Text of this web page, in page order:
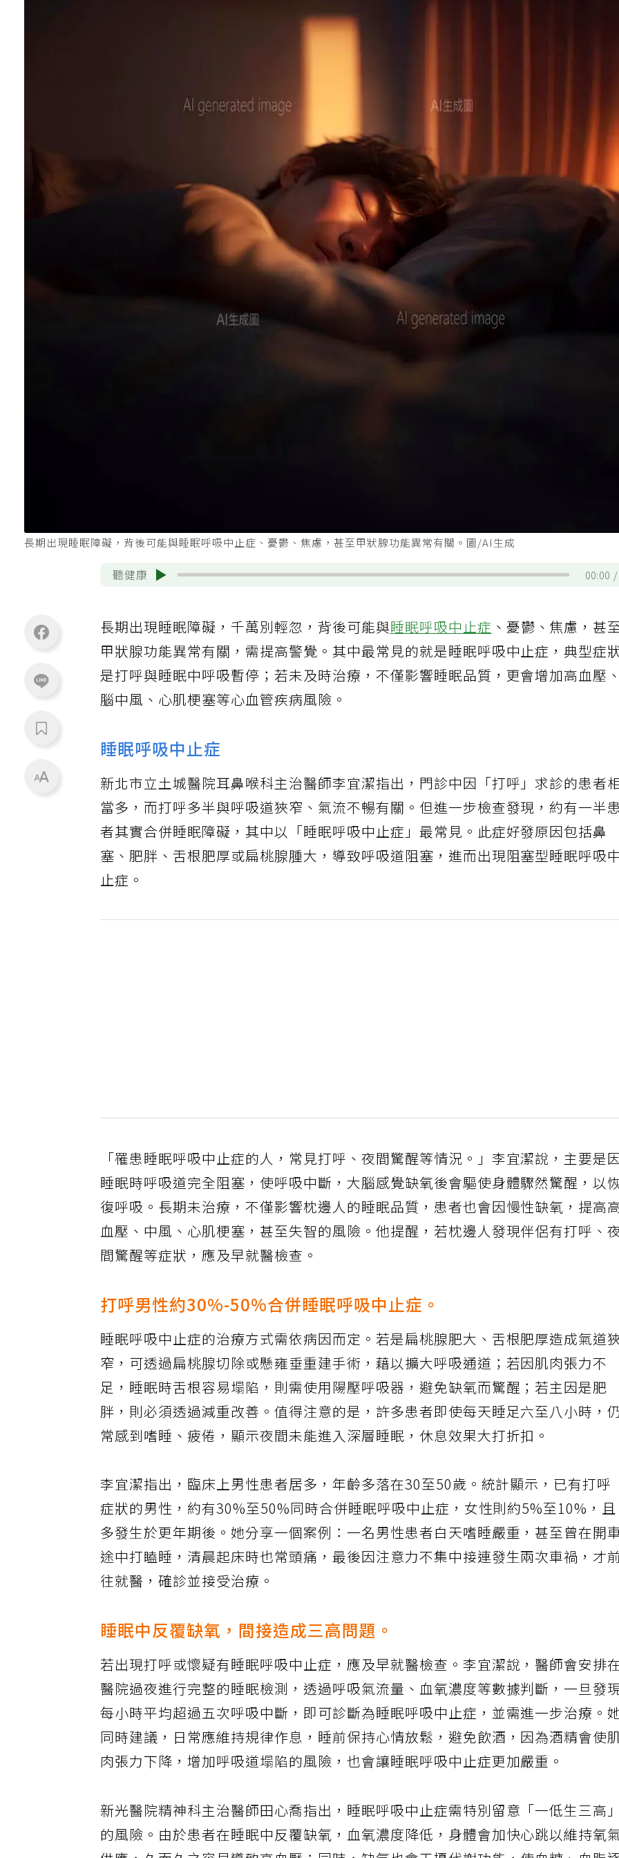
長期出現睡眠障礙，背後可能與睡眠呼吸中止症、憂鬱、焦慮，甚至甲狀腺功能異常有關。圖/AI生成
聽健康 00:00
長期出現睡眠障礙，千萬別輕忽，背後可能與睡眠呼吸中止症 、憂鬱、焦慮，甚
甲狀腺功能異常有關，需提高警覺。其中最常見的就是睡眠呼吸中止症，典型症
是打呼與睡眠中呼吸暫停；若未及時治療，不僅影響睡眠品質，更會增加高血壓、
腦中風、心肌梗塞等心血管疾病風險。
睡眠呼吸中止症
新北市立土城醫院耳鼻喉科主治醫師李宜潔指出，門診中因「打呼」求診的患者
當多，而打呼多半與呼吸道狹窄、氣流不暢有關。但進一步檢查發現，約有一半患
者其實合併睡眠障礙，其中以「睡眠呼吸中止症」最常見。此症好發原因包括鼻
塞、肥胖、舌根肥厚或扁桃腺腫大，導致呼吸道阻塞，進而出現阻塞型睡眠呼吸
止症。
「罹患睡眠呼吸中止症的人，常見打呼、夜間驚醒等情況。」李宜潔說，主要是
睡眠時呼吸道完全阻塞，使呼吸中斷，大腦感覺缺氧後會驅使身體驟然驚醒，以
復呼吸。長期未治療，不僅影響枕邊人的睡眠品質，患者也會因慢性缺氧，提高高
血壓、中風、心肌梗塞，甚至失智的風險。他提醒，若枕邊人發現伴侶有打呼、
間驚醒等症狀，應及早就醫檢查。
打呼男性約30%-50%合併睡眠呼吸中止症。
睡眠呼吸中止症的治療方式需依病因而定。若是扁桃腺肥大、舌根肥厚造成氣道
窄，可透過扁桃腺切除或懸雍垂重建手術，藉以擴大呼吸通道；若因肌肉張力不
足，睡眠時舌根容易塌陷，則需使用陽壓呼吸器，避免缺氧而驚醒；若主因是肥
胖，則必須透過減重改善。值得注意的是，許多患者即使每天睡足六至八小時，仍
常感到嗜睡、疲倦，顯示夜間未能進入深層睡眠，休息效果大打折扣。
李宜潔指出，臨床上男性患者居多，年齡多落在30至50歲。統計顯示，已有打呼
症狀的男性，約有30%至50%同時合併睡眠呼吸中止症，女性則約5%至10%，且
多發生於更年期後。她分享一個案例：一名男性患者白天嗜睡嚴重，甚至曾在開
途中打瞌睡，清晨起床時也常頭痛，最後因注意力不集中接連發生兩次車禍，才前
往就醫，確診並接受治療。
睡眠中反覆缺氧，間接造成三高問題。
若出現打呼或懷疑有睡眠呼吸中止症，應及早就醫檢查。李宜潔說，醫師會安排
醫院過夜進行完整的睡眠檢測，透過呼吸氣流量、血氧濃度等數據判斷，一旦發
每小時平均超過五次呼吸中斷，即可診斷為睡眠呼吸中止症，並需進一步治療。
同時建議，日常應維持規律作息，睡前保持心情放鬆，避免飲酒，因為酒精會使
肉張力下降，增加呼吸道塌陷的風險，也會讓睡眠呼吸中止症更加嚴重。
新光醫院精神科主治醫師田心喬指出，睡眠呼吸中止症需特別留意「一低生三高」
的風險。由於患者在睡眠中反覆缺氧，血氧濃度降低，身體會加快心跳以維持氧